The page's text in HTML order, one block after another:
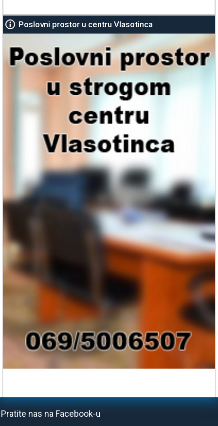
Poslovni prostor u centru Vlasotinca
Pratite nas na Facebook-u